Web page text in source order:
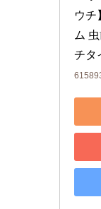
ウチ
ム
チタ